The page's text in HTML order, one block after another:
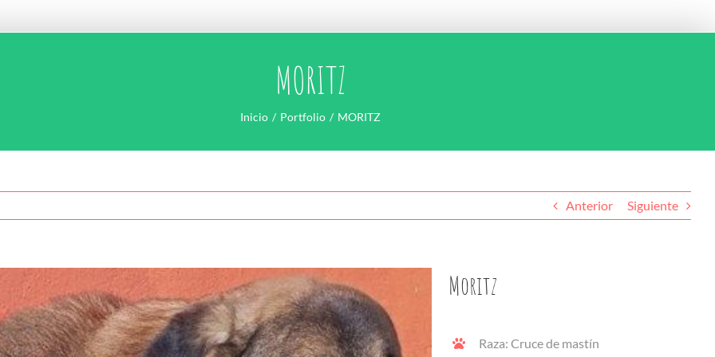
MORITZ
Inicio Portfolio MORITZ
Anterior Siguiente
Moritz
Raza: Cruce de mastín